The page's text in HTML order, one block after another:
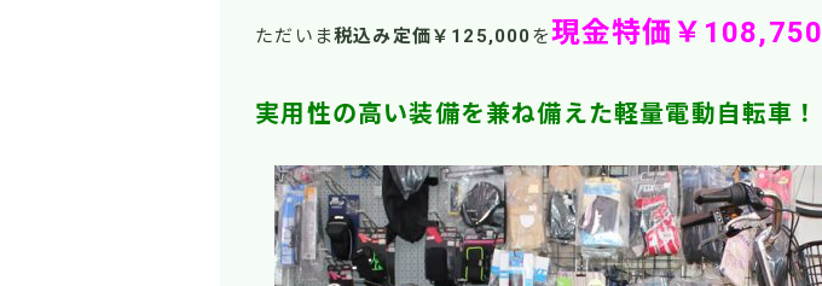
ただいま税込み定価￥125,000 を現金特価￥108,750
実用性の高い装備を兼ね備えた軽量電動自転車！